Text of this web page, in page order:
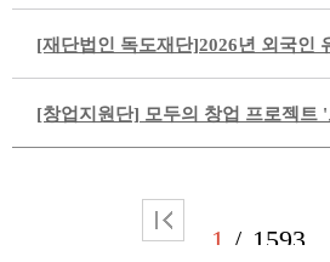
[재단법인 독도재단]2026년 외국인
[창업지원단] 모두의 창업 프로젝트
1 1593